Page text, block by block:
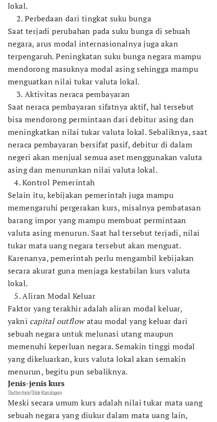
lokal.
2. Perbedaan dari tingkat suku bunga
Saat terjadi perubahan pada suku bunga di sebuah
negara, arus modal internasionalnya juga akan
terpengaruh. Peningkatan suku bunga negara mampu
mendorong masuknya modal asing sehingga mampu
menguatkan nilai tukar valuta lokal.
3. Aktivitas neraca pembayaran
Saat neraca pembayaran sifatnya aktif, hal tersebut
bisa mendorong permintaan dari debitur asing dan
meningkatkan nilai tukar valuta lokal. Sebaliknya, saat
neraca pembayaran bersifat pasif, debitur di dalam
negeri akan menjual semua aset menggunakan valuta
asing dan menurunkan nilai valuta lokal.
4. Kontrol Pemerintah
Selain itu, kebijakan pemerintah juga mampu
memengaruhi pergerakan kurs, misalnya pembatasan
barang impor yang mampu membuat permintaan
valuta asing menurun. Saat hal tersebut terjadi, nilai
tukar mata uang negara tersebut akan menguat.
Karenanya, pemerintah perlu mengambil kebijakan
secara akurat guna menjaga kestabilan kurs valuta
lokal.
5. Aliran Modal Keluar
Faktor yang terakhir adalah aliran modal keluar,
yakni capital outflowatau modal yang keluar dari
sebuah negara untuk melunasi utang maupun
memenuhi keperluan negara. Semakin tinggi modal
yang dikeluarkan, kurs valuta lokal akan semakin
menurun, begitu pun sebaliknya.
Jenis-jenis kurs
Shutterstock/Dilok Klaisataporn
Meski secara umum kurs adalah nilai tukar mata uang
sebuah negara yang diukur dalam mata uang lain,